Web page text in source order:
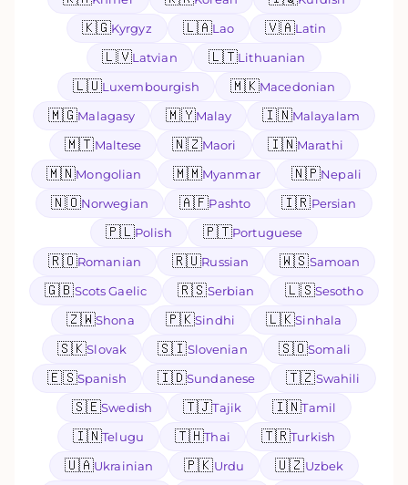
🇰🇬Kyrgyz 🇱🇦Lao 🇻🇦Latin
🇱🇻Latvian 🇱🇹Lithuanian
🇱🇺Luxembourgish 🇲🇰Macedonian
🇲🇬Malagasy 🇲🇾Malay 🇮🇳Malayalam
🇲🇹Maltese 🇳🇿Maori 🇮🇳Marathi
🇲🇳Mongolian 🇲🇲Myanmar 🇳🇵Nepali
🇳🇴Norwegian 🇦🇫Pashto 🇮🇷Persian
🇵🇱Polish 🇵🇹Portuguese
🇷🇴Romanian 🇷🇺Russian 🇼🇸Samoan
🇬🇧Scots Gaelic 🇷🇸Serbian 🇱🇸Sesotho
🇿🇼Shona 🇵🇰Sindhi 🇱🇰Sinhala
🇸🇰Slovak 🇸🇮Slovenian 🇸🇴Somali
🇪🇸Spanish 🇮🇩Sundanese 🇹🇿Swahili
🇸🇪Swedish 🇹🇯Tajik 🇮🇳Tamil
🇮🇳Telugu 🇹🇭Thai 🇹🇷Turkish
🇺🇦Ukrainian 🇵🇰Urdu 🇺🇿Uzbek